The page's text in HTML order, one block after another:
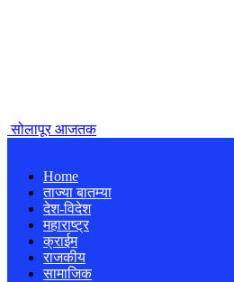
सोलापूर आजतक
Home
ताज्या बातम्या
देश-विदेश
महाराष्ट्र
क्राईम
राजकीय
सामाजिक